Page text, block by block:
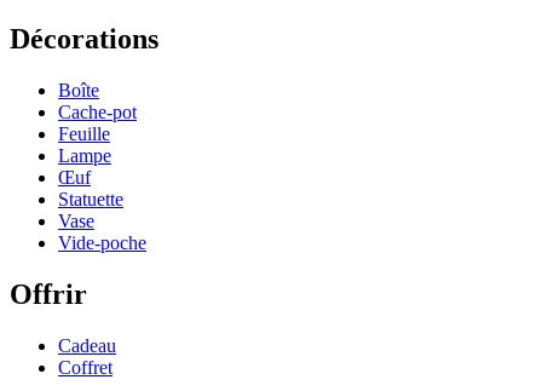
Décorations
Boîte
Cache-pot
Feuille
Lampe
Œuf
Statuette
Vase
Vide-poche
Offrir
Cadeau
Coffret